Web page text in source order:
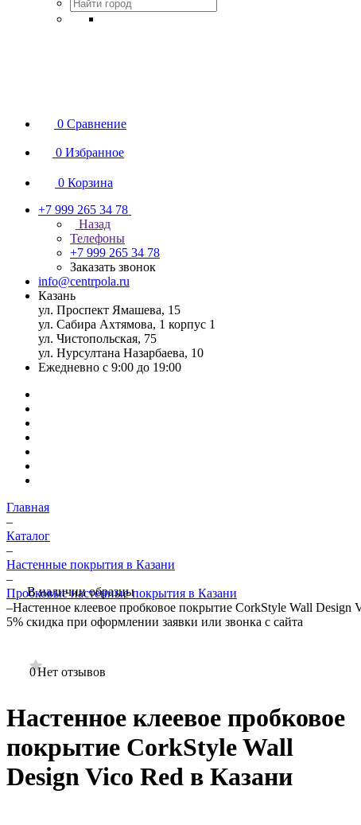
0 Сравнение
0 Избранное
0 Корзина
+7 999 265 34 78
Назад
Телефоны
+7 999 265 34 78
Заказать звонок
info@centrpola.ru
Казань
ул. Проспект Ямашева, 15
ул. Сабира Ахтямова, 1 корпус 1
ул. Чистопольская, 75
ул. Нурсултана Назарбаева, 10
Ежедневно с 9:00 до 19:00
Главная
–
Каталог
–
Настенные покрытия в Казани
–
Пробковые настенные покрытия в Казани
–Настенное клеевое пробковое покрытие CorkStyle Wall Design
5% скидка при оформлении заявки или звонка с сайта
0Нет отзывов
Настенное клеевое пробковое
покрытие CorkStyle Wall
Design Vico Red в Казани
В наличии образцы